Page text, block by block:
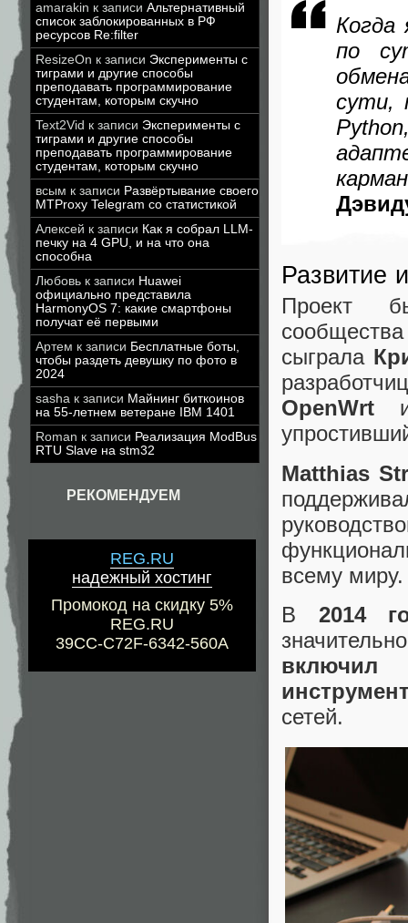
amarakin к записи Альтернативный
список заблокированных в РФ
ресурсов Re:filter
ResizeOn к записи Эксперименты с
тиграми и другие способы
преподавать программирование
студентам, которым скучно
Text2Vid к записи Эксперименты с
тиграми и другие способы
преподавать программирование
студентам, которым скучно
всым к записи Развёртывание своего
MTProxy Telegram со статистикой
Алексей к записи Как я собрал LLM-
печку на 4 GPU, и на что она
способна
Любовь к записи Huawei
официально представила
HarmonyOS 7: какие смартфоны
получат её первыми
Артем к записи Бесплатные боты,
чтобы раздеть девушку по фото в
2024
sasha к записи Майнинг биткоинов
на 55-летнем ветеране IBM 1401
Roman к записи Реализация ModBus
RTU Slave на stm32
РЕКОМЕНДУЕМ
REG.RU
надежный хостинг
Промокод на скидку 5%
REG.RU
39CC-C72F-6342-560A
Когда
по
сути,
Развитие
Проект
сыграла
OpenWrt и
Matthias
всему миру.
В 2014
сетей.